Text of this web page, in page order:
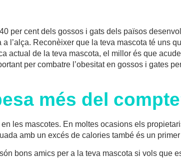
per cent dels gossos i gats dels països
l’alça. Reconèixer que la teva mascota té uns
actual de la teva mascota, el millor és que
per combatre l’obesitat en gossos i gates
més del
les mascotes. En moltes ocasions els
amb un excés de calories també és un
bons amics per a la teva mascota si vols que